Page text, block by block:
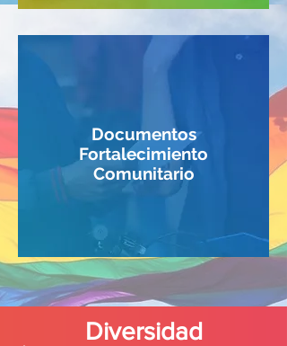
Documentos
Fortalecimiento
Comunitario
Diversidad